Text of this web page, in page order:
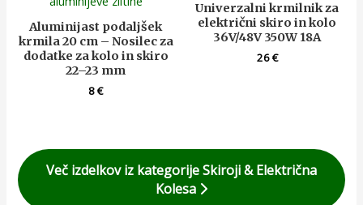
Aluminijast podaljšek
krmila 20 cm – Nosilec za
dodatke za kolo in skiro
22–23 mm
8€
Univerzalni krmilnik za
električni skiro in kolo
36V/48V 350W 18A
26€
Več izdelkov iz kategorije Skiroji & Električna
Kolesa